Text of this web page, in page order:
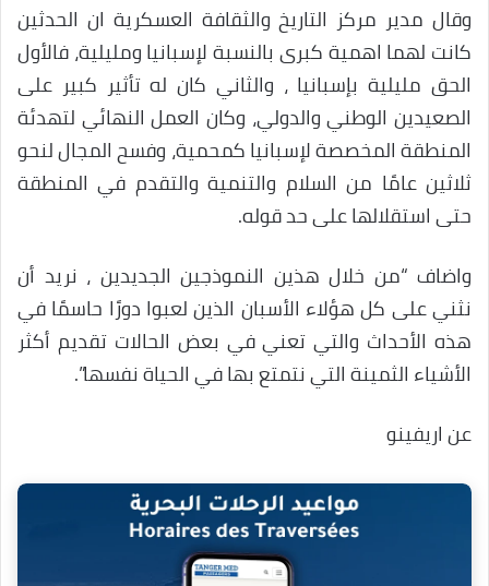
وقال مدير مركز التاريخ والثقافة العسكرية ان الحدثين
كانت لهما اهمية كبرى بالنسبة لإسبانيا ومليلية، فالأول
الحق مليلية بإسبانيا ، والثاني كان له تأثير كبير على
الصعيدين الوطني والدولي، وكان العمل النهائي لتهدئة
المنطقة المخصصة لإسبانيا كمحمية، وفسح المجال لنحو
ثلاثين عامًا من السلام والتنمية والتقدم في المنطقة
حتى استقلالها على حد قوله.
واضاف “من خلال هذين النموذجين الجديدين ، نريد أن
نثني على كل هؤلاء الأسبان الذين لعبوا دورًا حاسمًا في
هذه الأحداث والتي تعني في بعض الحالات تقديم أكثر
الأشياء الثمينة التي نتمتع بها في الحياة نفسها”.
عن اريفينو